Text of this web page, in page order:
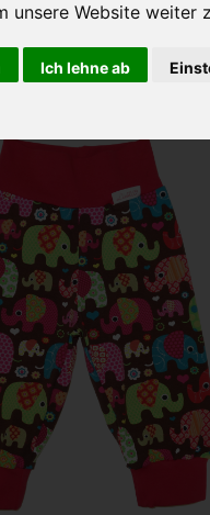
unsere Website weiter
Ich lehne ab